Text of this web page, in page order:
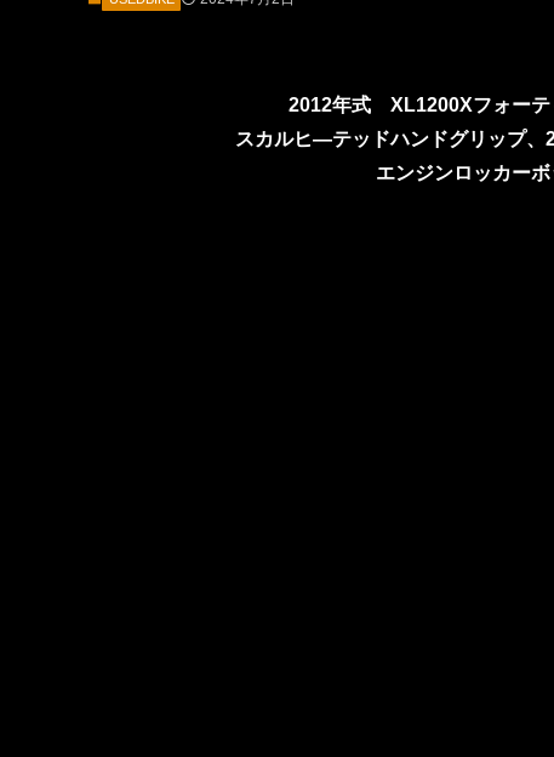
2012年式 XL1200Xフォー
スカルヒ―テッドハンドグリップ、
エンジンロッカー